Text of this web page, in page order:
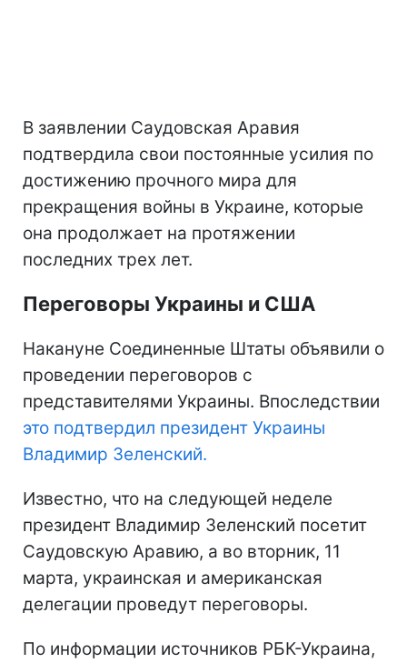
В заявлении Саудовская Аравия
подтвердила свои постоянные усилия по
достижению прочного мира для
прекращения войны в Украине, которые
она продолжает на протяжении
последних трех лет.
Переговоры Украины и США
Накануне Соединенные Штаты объявили о
проведении переговоров с
представителями Украины. Впоследствии
это подтвердил президент Украины
Владимир Зеленский.
Известно, что на следующей неделе
президент Владимир Зеленский посетит
Саудовскую Аравию, а во вторник, 11
марта, украинская и американская
делегации проведут переговоры.
По информации источников РБК-Украина,